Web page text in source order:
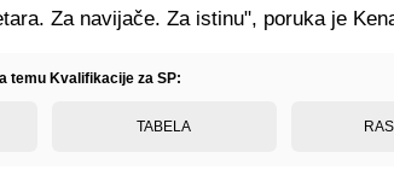
Za navijače. Za istinu", poruka je
temu Kvalifikacije za SP:
TABELA